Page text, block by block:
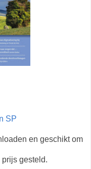
SP
en geschikt om
gesteld.